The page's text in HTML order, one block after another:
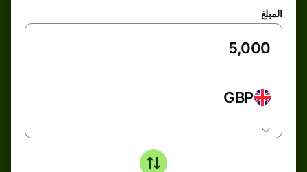
المبلغ
GBP